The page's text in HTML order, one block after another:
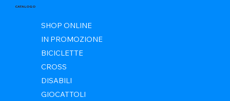
CATALOGO
SHOP ONLINE
IN PROMOZIONE
BICICLETTE
CROSS
DISABILI
GIOCATTOLI